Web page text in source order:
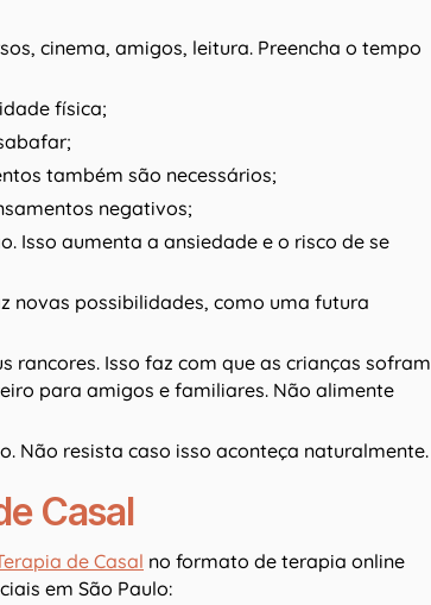
cinema, amigos, leitura. Preencha o tempo
física;
também são necessários;
negativos;
Isso aumenta a ansiedade e o risco de se
novas possibilidades, como uma futura
rancores. Isso faz com que as crianças sofram
para amigos e familiares. Não alimente
Não resista caso isso aconteça naturalmente.
Casal
de Casal no formato de terapia online
em São Paulo: